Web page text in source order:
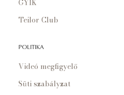
GYIK
Teilor Club
POLITIKA
Videó megfigyelő
Süti szabályzat